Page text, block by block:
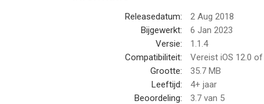
- Activiteitstijd
- Calorieën verbruikt
Moves Lite van Hayato Shimizu is een app voor
geschikt bevonden voor gebruikers met leeftijden
Releasedatum:
2 Aug 2018
Bijgewerkt:
6 Jan 2023
Versie:
1.1.4
Compatibiliteit:
Vereist iOS 12.0
Grootte:
35.7 MB
Leeftijd:
4+ jaar
Beoordeling:
3.7 van 5